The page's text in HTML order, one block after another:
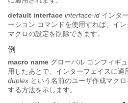
default interface interface-id インタ
ーション コマンドを使用すれば、イ
マクロの設定を削除できます。
例
macro name グローバル コンフィギ
用したあとで、インターフェイスに適
duplex という名前のユーザ作成マク
する方法を示します。